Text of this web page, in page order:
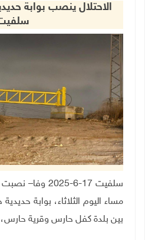
الاحتلال ينصب بوابة
سلفيت 17-6-2025
مساء اليوم الثلاثاء، بوابة
بين بلدة كفل حارس وقرية